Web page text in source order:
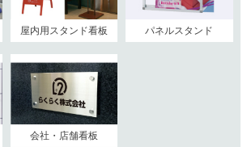
屋内用スタンド看板 パネルスタンド
会社・店舗看板